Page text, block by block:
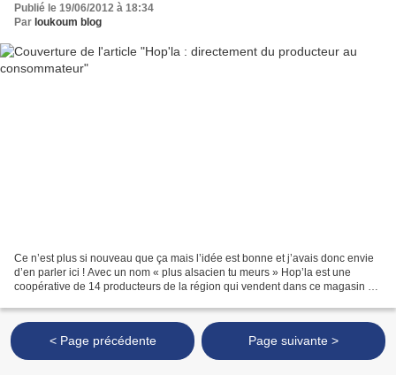
Publié le 19/06/2012 à 18:34
Par loukoum blog
Ce n’est plus si nouveau que ça mais l’idée est bonne et j’avais donc envie
d’en parler ici ! Avec un nom « plus alsacien tu meurs » Hop’la est une
coopérative de 14 producteurs de la région qui vendent dans ce magasin à
< Page précédente Page suivante >